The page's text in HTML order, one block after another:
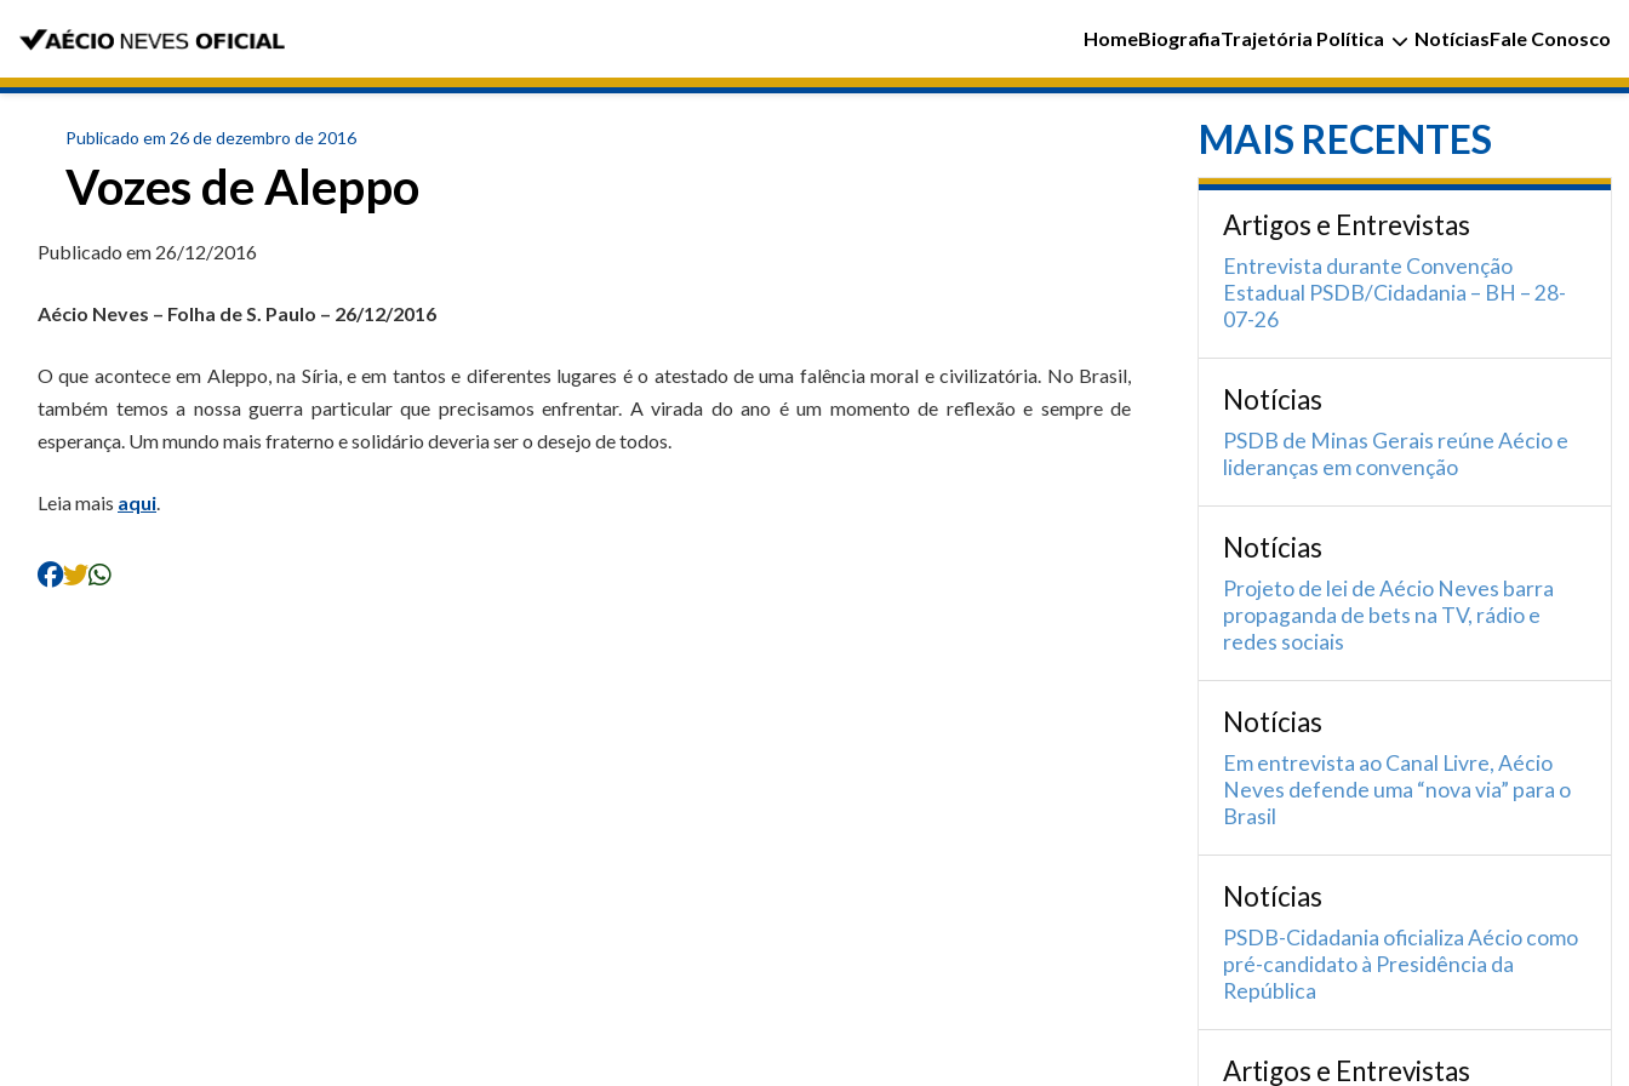
HomeBiografiaTrajetória Política NotíciasFale Conosco
Publicado em 26 de dezembro de 2016
Vozes de Aleppo
Publicado em 26/12/2016
Aécio Neves – Folha de S. Paulo – 26/12/2016
O que acontece em Aleppo, na Síria, e em tantos e diferentes lugares é o atestado de uma falência moral e civilizatória. No Brasil,
também temos a nossa guerra particular que precisamos enfrentar. A virada do ano é um momento de reflexão e sempre de
esperança. Um mundo mais fraterno e solidário deveria ser o desejo de todos.
Leia mais aqui.
MAIS RECENTES
Artigos e Entrevistas
Entrevista durante Convenção
Estadual PSDB/Cidadania – BH – 28-
07-26
Notícias
PSDB de Minas Gerais reúne Aécio e
lideranças em convenção
Notícias
Projeto de lei de Aécio Neves barra
propaganda de bets na TV, rádio e
redes sociais
Notícias
Em entrevista ao Canal Livre, Aécio
Neves defende uma “nova via” para o
Brasil
Notícias
PSDB-Cidadania oficializa Aécio como
pré-candidato à Presidência da
República
Artigos e Entrevistas